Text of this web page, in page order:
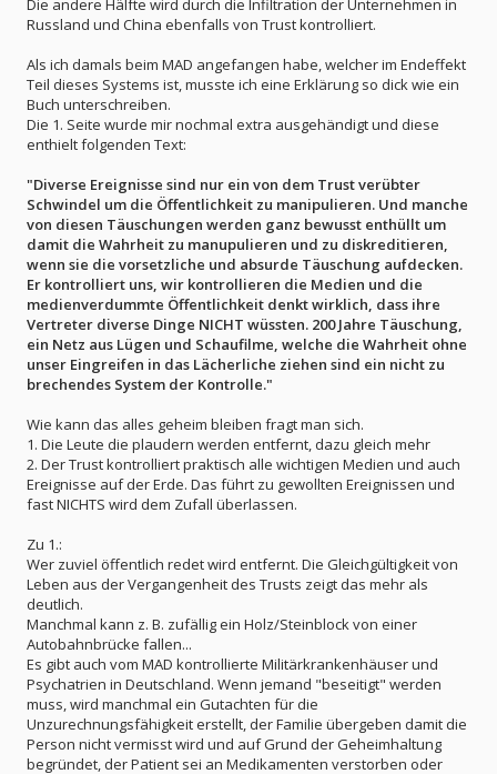
Die andere Hälfte wird durch die Infiltration der Unternehmen in
Russland und China ebenfalls von Trust kontrolliert.
Als ich damals beim MAD angefangen habe, welcher im Endeffekt
Teil dieses Systems ist, musste ich eine Erklärung so dick wie ein
Buch unterschreiben.
Die 1. Seite wurde mir nochmal extra ausgehändigt und diese
enthielt folgenden Text:
"Diverse Ereignisse sind nur ein von dem Trust verübter
Schwindel um die Öffentlichkeit zu manipulieren. Und manche
von diesen Täuschungen werden ganz bewusst enthüllt um
damit die Wahrheit zu manupulieren und zu diskreditieren,
wenn sie die vorsetzliche und absurde Täuschung aufdecken.
Er kontrolliert uns, wir kontrollieren die Medien und die
medienverdummte Öffentlichkeit denkt wirklich, dass ihre
Vertreter diverse Dinge NICHT wüssten. 200 Jahre Täuschung,
ein Netz aus Lügen und Schaufilme, welche die Wahrheit ohne
unser Eingreifen in das Lächerliche ziehen sind ein nicht zu
brechendes System der Kontrolle."
Wie kann das alles geheim bleiben fragt man sich.
1. Die Leute die plaudern werden entfernt, dazu gleich mehr
2. Der Trust kontrolliert praktisch alle wichtigen Medien und auch
Ereignisse auf der Erde. Das führt zu gewollten Ereignissen und
fast NICHTS wird dem Zufall überlassen.
Zu 1.:
Wer zuviel öffentlich redet wird entfernt. Die Gleichgültigkeit von
Leben aus der Vergangenheit des Trusts zeigt das mehr als
deutlich.
Manchmal kann z. B. zufällig ein Holz/Steinblock von einer
Autobahnbrücke fallen...
Es gibt auch vom MAD kontrollierte Militärkrankenhäuser und
Psychatrien in Deutschland. Wenn jemand "beseitigt" werden
muss, wird manchmal ein Gutachten für die
Unzurechnungsfähigkeit erstellt, der Familie übergeben damit die
Person nicht vermisst wird und auf Grund der Geheimhaltung
begründet, der Patient sei an Medikamenten verstorben oder